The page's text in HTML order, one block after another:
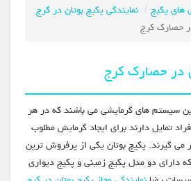
های پکیج
نمایندگی پکیج بوتان در کرج
حصارک کرج
در حصارک کرج
سیستم های گرمایشی می باشند که در هر
تمایل دارند برای ایجاد گرمایش مطلوب
می گیرند. پکیج بوتان یکی از پرفروش ترین
دارای دو مدل پکیج زمینی و پکیج دیواری